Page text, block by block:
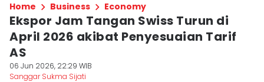
Home Business Economy
Ekspor Jam Tangan Swiss Turun di
April 2026 akibat Penyesuaian Tarif
AS
06 Jun 2026, 22:29 WIB
Sanggar Sukma Sijati